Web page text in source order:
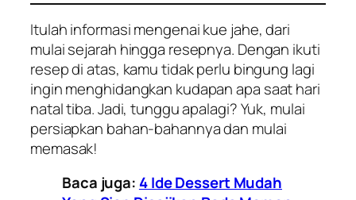
Itulah informasi mengenai kue jahe, dari
mulai sejarah hingga resepnya. Dengan ikuti
resep di atas, kamu tidak perlu bingung lagi
ingin menghidangkan kudapan apa saat hari
natal tiba. Jadi, tunggu apalagi? Yuk, mulai
persiapkan bahan-bahannya dan mulai
memasak!
Baca juga: 4 Ide Dessert Mudah